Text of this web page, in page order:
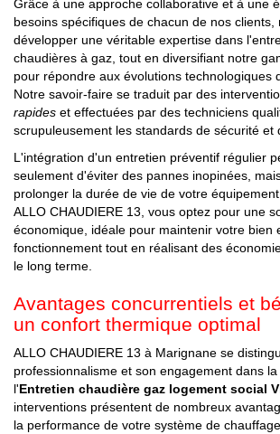
Grâce à une approche collaborative et à une
besoins spécifiques de chacun de nos clients,
développer une véritable expertise dans
chaudières à gaz, tout en diversifiant notre
pour répondre aux évolutions technologiques
Notre savoir-faire se traduit par des
rapides et effectuées par des techniciens
scrupuleusement les standards de sécurité et
L'intégration d'un entretien préventif régulier
seulement d'éviter des pannes inopinées,
prolonger la durée de vie de votre
ALLO CHAUDIERE 13, vous optez pour une
économique, idéale pour maintenir votre bien
fonctionnement tout en réalisant des
le long terme.
Avantages concurrentiels et
un confort thermique optimal
ALLO CHAUDIERE 13 à Marignane se
professionnalisme et son engagement dans
l'Entretien chaudière gaz logement social
interventions présentent de nombreux
la performance de votre système de